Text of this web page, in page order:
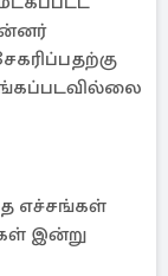
எச்சங்கள்
இன்று